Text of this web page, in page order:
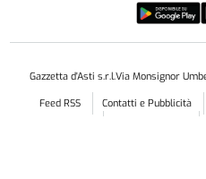
Gazzetta d'Asti s.r.l.Via Monsignor
Feed RSS
Contatti e Pubblicità